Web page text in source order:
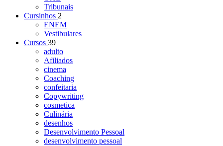
Tribunais
Cursinhos 2
ENEM
Vestibulares
Cursos 39
adulto
Afiliados
cinema
Coaching
confeitaria
Copywriting
cosmetica
Culinária
desenhos
Desenvolvimento Pessoal
desenvolvimento pessoal